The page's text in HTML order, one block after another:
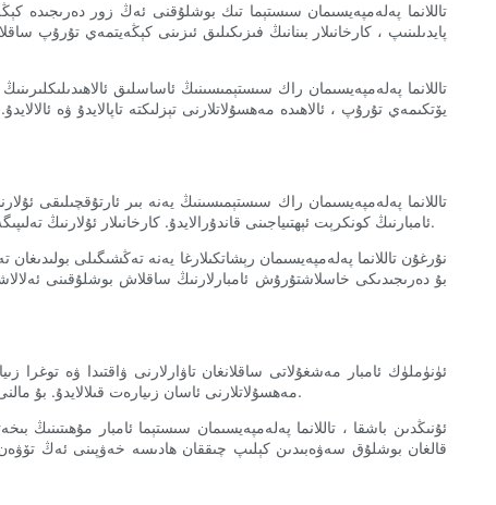
تاللانما پەلەمپەيسىمان سىستېما تىك بوشلۇقنى ئەڭ زور دەرىجىدە
پايدىلىنىپ ، كارخانىلار بىنانىڭ فىزىكىلىق ئىزىنى كېڭەيتمەي تۇرۇپ
تاللانما پەلەمپەيسىمان راك سىستېمىسىنىڭ ئاساسلىق
يۆتكىمەي تۇرۇپ ، ئالاھىدە مەھسۇلاتلارنى تېزلىكتە تاپالايدۇ ۋە
تاللانما پەلەمپەيسىمان راك سىستېمىسىنىڭ يەنە بىر
ئامبارنىڭ كونكرېت ئېھتىياجىنى قاندۇرالايدۇ. كارخانىلار ئۇلارنىڭ تەلىپىگە ئاساسەن ، ھەر خىل سەپلىمىلەرنى تاللىيالايدۇ ، مەسىلەن يەككە چوڭقۇرلۇق رېشاتكا ، قوش چوڭقۇرلۇق رېشاتكىسى ياكى قوزغاتقۇچ رېشاتكىسى.
نۇرغۇن تاللانما پەلەمپەيسىمان رېشاتكىلارغا يەنە تەڭشىگىلى
بۇ دەرىجىدىكى خاسلاشتۇرۇش ئامبارلارنىڭ ساقلاش بوشلۇقىنى
ئۈنۈملۈك ئامبار مەشغۇلاتى ساقلانغان تاۋارلارنى ۋاقتىدا ۋە توغرا
مەھسۇلاتلارنى ئاسان زىيارەت قىلالايدۇ. بۇ مالنى يىغىۋېلىشقا كېتىدىغان ۋاقىت ۋە كۈچنى قىسقارتىپ ، زاكازنىڭ تېز ئىجرا قىلىنىشىنى ۋە ئومۇمىي ئۈنۈمنىڭ يۇقىرى كۆتۈرۈلۈشىنى كەلتۈرۈپ چىقىرىدۇ.
ئۇنىڭدىن باشقا ، تاللانما پەلەمپەيسىمان سىستېما ئامبار
قالغان بوشلۇق سەۋەبىدىن كېلىپ چىققان ھادىسە خەۋپىنى ئەڭ تۆۋەن